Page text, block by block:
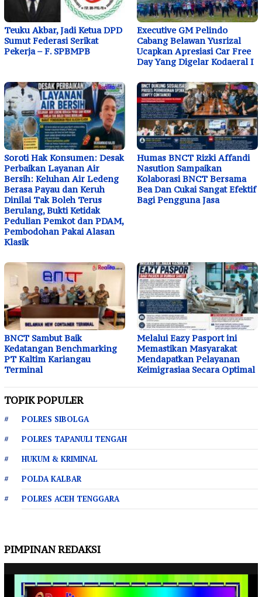
Teuku Akbar, Jadi Ketua DPD
Sumut Federasi Serikat
Pekerja – F. SPBMPB
Executive GM Pelindo
Cabang Belawan Yusrizal
Ucapkan Apresiasi Car Free
Day Yang Digelar Kodaeral I
Soroti Hak Konsumen: Desak
Perbaikan Layanan Air
Bersih: Keluhan Air Ledeng
Berasa Payau dan Keruh
Dinilai Tak Boleh Terus
Berulang, Bukti Ketidak
Pedulian Pemkot dan PDAM,
Pembodohan Pakai Alasan
Klasik
Humas BNCT Rizki Affandi
Nasution Sampaikan
Kolaborasi BNCT Bersama
Bea Dan Cukai Sangat Efektif
Bagi Pengguna Jasa
BNCT Sambut Baik
Kedatangan Benchmarking
PT Kaltim Kariangau
Terminal
Melalui Eazy Pasport ini
Memastikan Masyarakat
Mendapatkan Pelayanan
Keimigrasiaa Secara Optimal
TOPIK POPULER
POLRES SIBOLGA
POLRES TAPANULI TENGAH
HUKUM & KRIMINAL
POLDA KALBAR
POLRES ACEH TENGGARA
PIMPINAN REDAKSI